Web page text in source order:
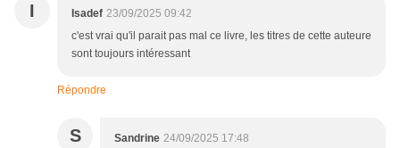
I Isadef 23/09/2025 09:42
c'est vrai qu'il parait pas mal ce livre, les titres de cette auteure
sont toujours intéressant
Répondre
S Sandrine 24/09/2025 17:48